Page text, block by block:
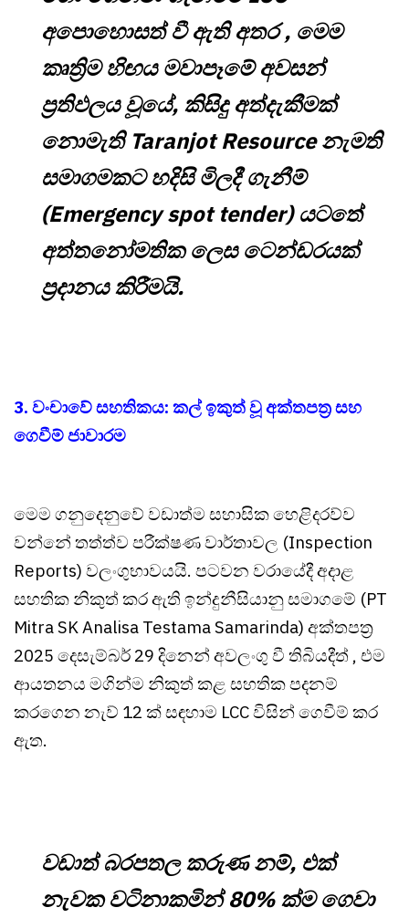
අපොහොසත් වී ඇති අතර , මෙම
කෘත්‍රිම හිඟය මවාපෑමේ අවසන්
ප්‍රතිඵලය වූයේ, කිසිදු අත්දැකීමක්
නොමැති Taranjot Resource නැමති
සමාගමකට හදිසි මිලදී ගැනීම්
(Emergency spot tender) යටතේ
අත්තනෝමතික ලෙස ටෙන්ඩරයක්
ප්‍රදානය කිරීමයි.
3. වංචාවේ සහතිකය: කල් ඉකුත් වූ අක්තපත්‍ර සහ
ගෙවීම් ජාවාරම
මෙම ගනුදෙනුවේ වඩාත්ම සහාසික හෙළිදරව්ව
වන්නේ තත්ත්ව පරීක්ෂණ වාර්තාවල (Inspection
Reports) වලංගුභාවයයි. පටවන වරායේදී අදාළ
සහතික නිකුත් කර ඇති ඉන්දුනීසියානු සමාගමේ (PT
Mitra SK Analisa Testama Samarinda) අක්තපත්‍ර
2025 දෙසැම්බර් 29 දිනෙන් අවලංගු වී තිබියදීත් , එම
ආයතනය මගින්ම නිකුත් කළ සහතික පදනම්
කරගෙන නැව් 12 ක් සඳහාම LCC විසින් ගෙවීම් කර
ඇත.
වඩාත් බරපතල කරුණ නම්, එක්
නැවක වටිනාකමින් 80% ක්ම ගෙවා